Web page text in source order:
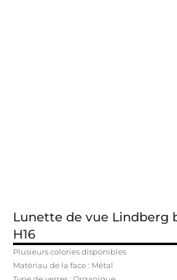
Lunette de vue Lindberg
H16
Plusieurs colories disponibles
Matériau de la face : Métal